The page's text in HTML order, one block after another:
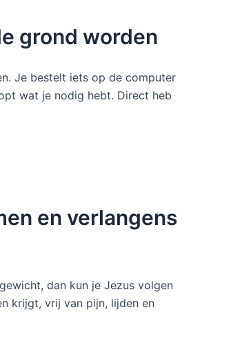
grond worden
Je bestelt iets op de computer
wat je nodig hebt. Direct heb
en verlangens
dan kun je Jezus volgen
krijgt, vrij van pijn, lijden en